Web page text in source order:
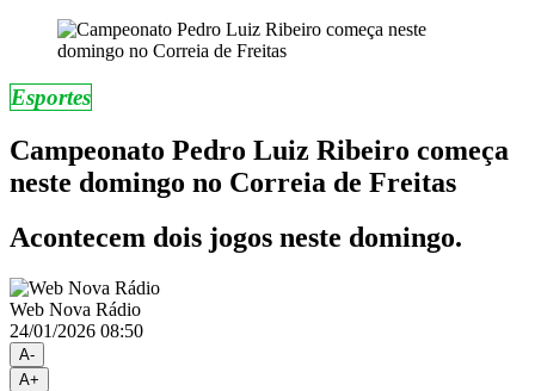
Esportes
Campeonato Pedro Luiz Ribeiro começa
neste domingo no Correia de Freitas
Acontecem dois jogos neste domingo.
Web Nova Rádio
24/01/2026 08:50
A-
A+